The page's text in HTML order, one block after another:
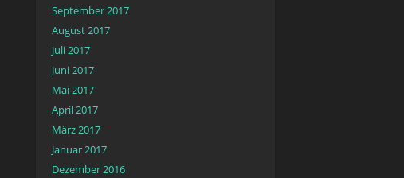
September 2017
August 2017
Juli 2017
Juni 2017
Mai 2017
April 2017
März 2017
Januar 2017
Dezember 2016